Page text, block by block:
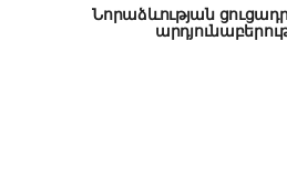
Նորաձևության